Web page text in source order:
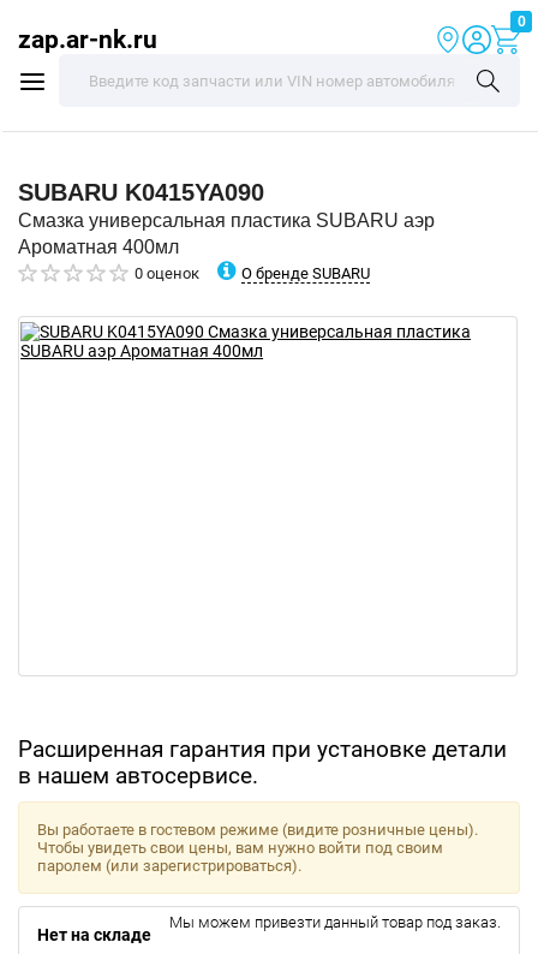
zap.ar-nk.ru
0
SUBARU K0415YA090
Смазка универсальная пластика SUBARU аэр
Ароматная 400мл
0 оценок О бренде SUBARU
Расширенная гарантия при установке детали
в нашем автосервисе.
Вы работаете в гостевом режиме (видите розничные цены).
Чтобы увидеть свои цены, вам нужно войти под своим
паролем (или зарегистрироваться).
Нет на складе
Мы можем привезти данный товар под заказ.